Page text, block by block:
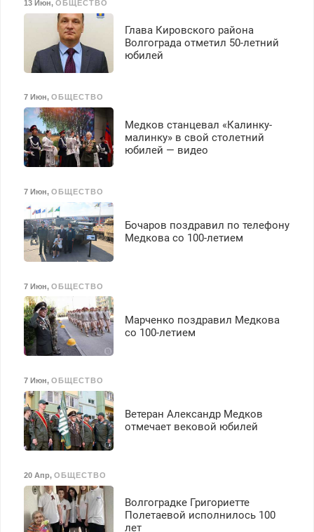
13 Июн, ОБЩЕСТВО
Глава Кировского района
Волгограда отметил 50-летний
юбилей
7 Июн, ОБЩЕСТВО
Медков станцевал «Калинку-
малинку» в свой столетний
юбилей — видео
7 Июн, ОБЩЕСТВО
Бочаров поздравил по телефону
Медкова со 100-летием
7 Июн, ОБЩЕСТВО
Марченко поздравил Медкова
со 100-летием
7 Июн, ОБЩЕСТВО
Ветеран Александр Медков
отмечает вековой юбилей
20 Апр, ОБЩЕСТВО
Волгоградке Григориетте
Полетаевой исполнилось 100
лет